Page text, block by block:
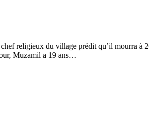
religieux du village prédit qu’il mourra à
Muzamil a 19 ans…